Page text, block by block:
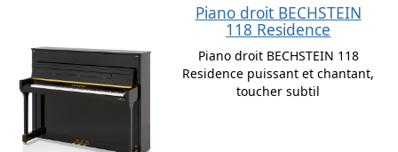
Piano droit BECHSTEIN
118 Residence
Piano droit BECHSTEIN 118
Residence puissant et chantant,
toucher subtil